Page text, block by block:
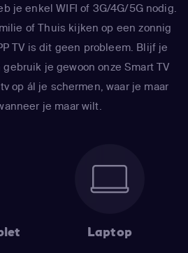
je enkel WIFI of 3G/4G/5G nodig.
of Thuis kijken op een zonnig
TV is dit geen probleem. Blijf je
je gewoon onze Smart TV
op ál je schermen, waar je maar
je maar wilt.
Laptop